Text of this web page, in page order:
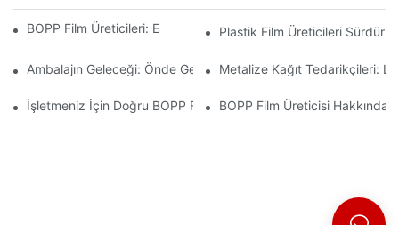
BOPP Film Üreticileri: Esnek Ambalajın Omurgası
Plastik Film Üreticileri
Ambalajın Geleceği: Önde Gelen Malzeme Üreticilerinden Elde
Metalize Kağıt Tedarikçileri:
İşletmeniz İçin Doğru BOPP Film Tedarikçisini Seçmenin Önemi
BOPP Film Üreticisi Hakkında